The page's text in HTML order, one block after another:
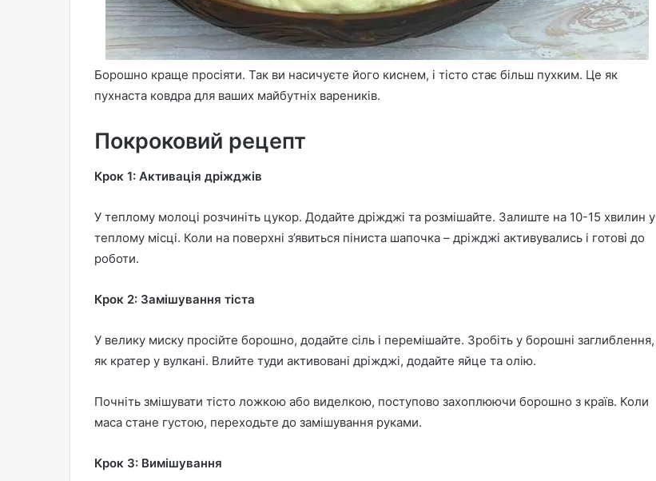
Борошно краще просіяти. Так ви насичуєте його киснем, і тісто стає більш пухким. Це як
пухнаста ковдра для ваших майбутніх вареників.
Покроковий рецепт
Крок 1: Активація дріжджів
У теплому молоці розчиніть цукор. Додайте дріжджі та розмішайте. Залиште на 10-15 хвилин у
теплому місці. Коли на поверхні з’явиться піниста шапочка – дріжджі активувались і готові до
роботи.
Крок 2: Замішування тіста
У велику миску просійте борошно, додайте сіль і перемішайте. Зробіть у борошні заглиблення,
як кратер у вулкані. Влийте туди активовані дріжджі, додайте яйце та олію.
Почніть змішувати тісто ложкою або виделкою, поступово захоплюючи борошно з країв. Коли
маса стане густою, переходьте до замішування руками.
Крок 3: Вимішування